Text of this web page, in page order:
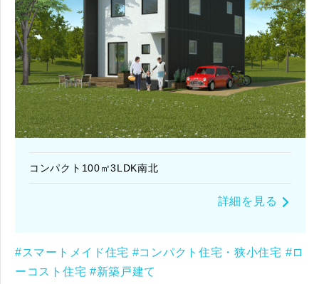
コンパクト100㎡3LDK南北
詳細を見る
#スマートメイド住宅 #コンパクト住宅・狭小住宅 #ロ
ーコスト住宅 #新築戸建て